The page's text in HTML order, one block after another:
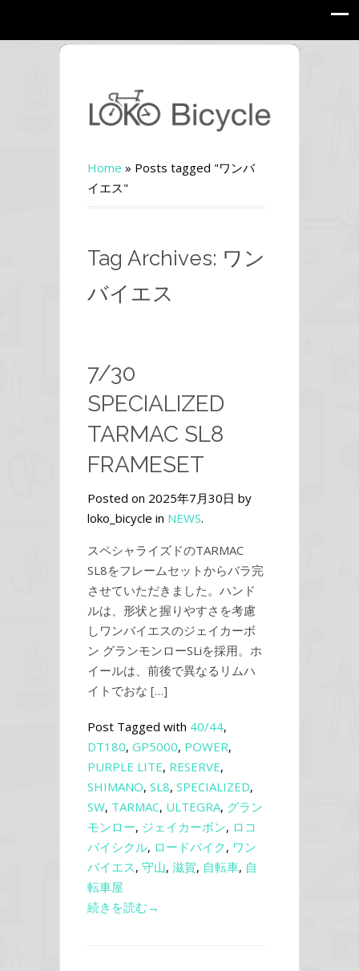
Home » Posts tagged "ワンバ
イエス"
Tag Archives: ワン
バイエス
7/30
SPECIALIZED
TARMAC SL8
FRAMESET
Posted on 2025年7月30日 by
loko_bicycle in NEWS.
スペシャライズドのTARMAC
SL8をフレームセットからバラ完
させていただきました。ハンド
ルは、形状と握りやすさを考慮
しワンバイエスのジェイカーボ
ン グランモンローSLiを採用。ホ
イールは、前後で異なるリムハ
イトでおな […]
Post Tagged with 40/44,
DT180, GP5000, POWER,
PURPLE LITE, RESERVE,
SHIMANO, SL8, SPECIALIZED,
SW, TARMAC, ULTEGRA, グラン
モンロー, ジェイカーボン, ロコ
バイシクル, ロードバイク, ワン
バイエス, 守山, 滋賀, 自転車, 自
転車屋
続きを読む→